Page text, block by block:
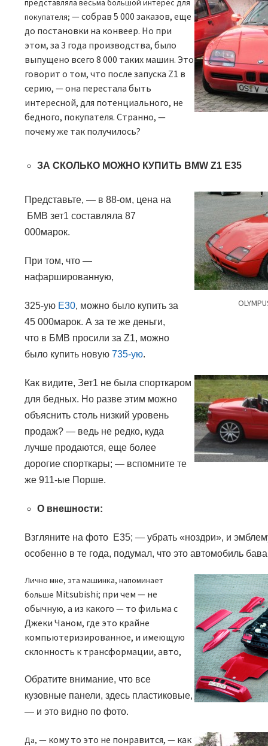
представляла весьма большой интерес для
покупателя;—собрав 5 000 заказов, еще
до постановки на конвеер. Но при
этом, за 3 года производства, было
выпущено всего 8 000 таких машин. Это
говорит о том, что после запуска Z1 в
серию, — она перестала быть
интересной, для потенциального, не
бедного, покупателя. Странно, —
почему же так получилось?
ЗА СКОЛЬКО МОЖНО КУПИТЬ BMW Z1 E35
Представьте,— в 88-ом, цена на
БМВ зет1 составляла 87
000марок.
При том, что —
нафаршированную,
325-ую E30, можно было купить за
45 000марок. А за те же деньги,
что в БМВ просили заZ1, можно
было купить новую735-ую.
Как видите, Зет1 не была спорткаром
для бедных. Но разве этим можно
объяснить столь низкий уровень
продаж? — ведь не редко, куда
лучше продаются, еще более
дорогие спорткары;— вспомните те
же 911-ые Порше.
О внешности:
Взгляните на фото E35; —убрать «ноздри», и
особенно в те года, подумал, что это автомобиль
Лично мне, эта машинка, напоминает
больше Mitsubishi; при чем — не
обычную, а из какого — то фильма с
Джеки Чаном, где это крайне
компьютеризированное, и имеющую
склонность к трансформации, авто,
Обратите внимание, что все
кузовные панели, здесь пластиковые,
— и это видно по фото.
Да,— кому то это не понравится, — как